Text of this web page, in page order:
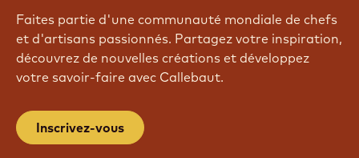
Faites partie d'une communauté mondiale de chefs
et d'artisans passionnés. Partagez votre inspiration,
découvrez de nouvelles créations et développez
votre savoir-faire avec Callebaut.
Inscrivez-vous